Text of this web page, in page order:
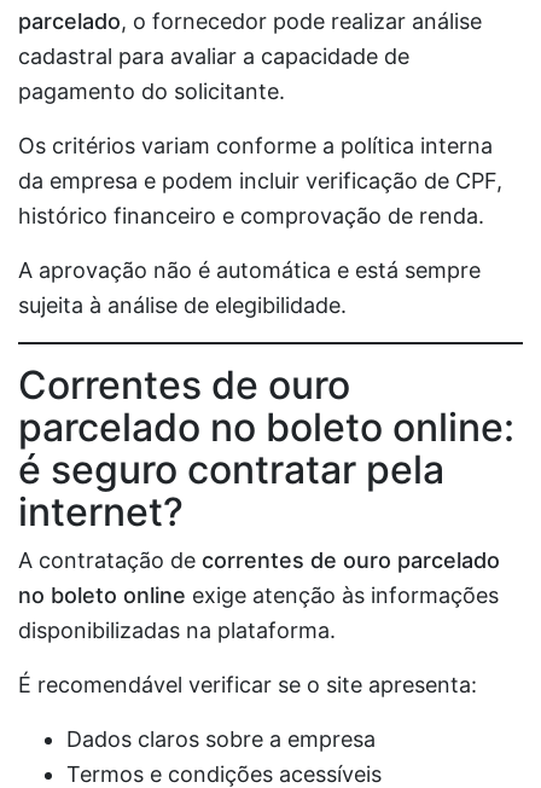
parcelado, o fornecedor pode realizar análise
cadastral para avaliar a capacidade de
pagamento do solicitante.
Os critérios variam conforme a política interna
da empresa e podem incluir verificação de CPF,
histórico financeiro e comprovação de renda.
A aprovação não é automática e está sempre
sujeita à análise de elegibilidade.
Correntes de ouro
parcelado no boleto online:
é seguro contratar pela
internet?
A contratação de correntes de ouro parcelado
no boleto online exige atenção às informações
disponibilizadas na plataforma.
É recomendável verificar se o site apresenta:
Dados claros sobre a empresa
Termos e condições acessíveis